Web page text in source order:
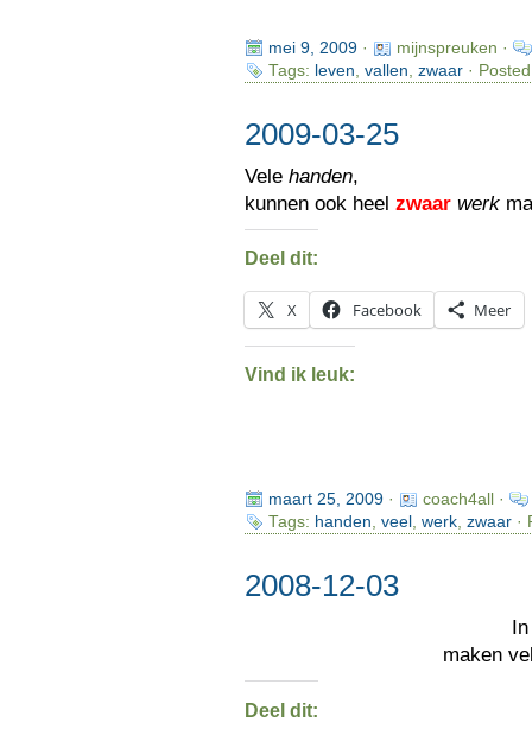
mei 9, 2009·
mijnspreuken ·
Tags: leven vallen zwaar·
2009-03-25
Vele handen,
kunnen ook heel zwaar werk
Deel dit:
X Facebook Meer
Vind ik leuk:
maart 25, 2009·
coach4all ·
Tags: handen, veel , werk, zwaar·
2008-12-03
maken
Deel dit: